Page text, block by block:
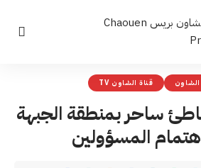
الشاون قناة الشاون TV
ساحر بمنطقة الجبهة
المسؤولين